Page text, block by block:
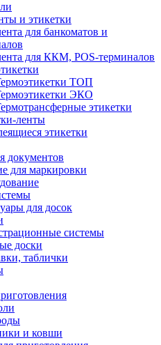
и этикетки
для банкоматов и
для ККМ, POS-терминалов
ТОП
ЭКО
этикетки
ленты
этикетки
документов
для маркировки
для досок
системы
доски
таблички
и ковши